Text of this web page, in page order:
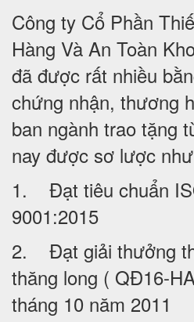
Công ty Cổ Phần
Hàng Và An Toàn
đã được rất nhiều
chứng nhận, thương
ban ngành trao tặng
nay được sơ lược
1. Đạt tiêu chuẩn
9001:2015
2. Đạt giải thưởng
thăng long ( QĐ16-
tháng 10 năm 2011